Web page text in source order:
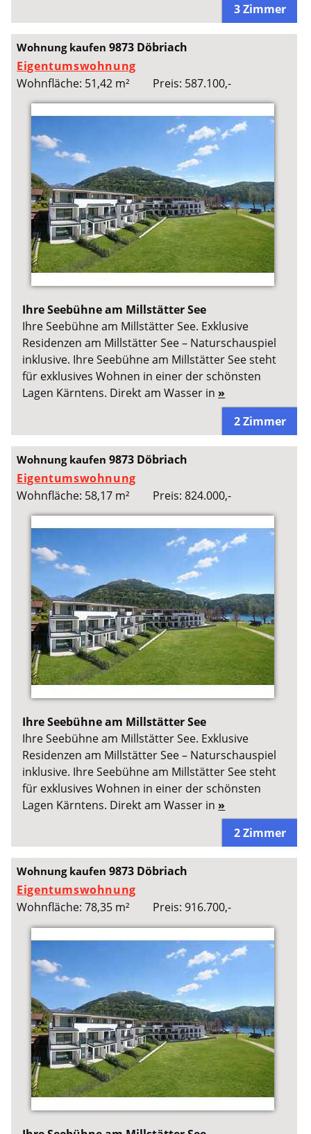
3 Zimmer
Wohnung kaufen9873 Döbriach
Eigentumswohnung
Wohnfläche: 51,42 m²
Preis: 587.100,-
Ihre Seebühne am Millstätter See
Ihre Seebühne am Millstätter See. Exklusive
Residenzen am Millstätter See – Naturschauspiel
inklusive. Ihre Seebühne am Millstätter See steht
für exklusives Wohnen in einer der schönsten
Lagen Kärntens. Direkt am Wasser in »
2 Zimmer
Wohnung kaufen9873 Döbriach
Eigentumswohnung
Wohnfläche: 58,17 m²
Preis: 824.000,-
Ihre Seebühne am Millstätter See
Ihre Seebühne am Millstätter See. Exklusive
Residenzen am Millstätter See – Naturschauspiel
inklusive. Ihre Seebühne am Millstätter See steht
für exklusives Wohnen in einer der schönsten
Lagen Kärntens. Direkt am Wasser in »
2 Zimmer
Wohnung kaufen9873 Döbriach
Eigentumswohnung
Wohnfläche: 78,35 m²
Preis: 916.700,-